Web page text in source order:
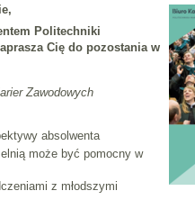
Politechniki
Cię do pozostania w
Zawodowych
absolwenta
może być pomocny w
z młodszymi